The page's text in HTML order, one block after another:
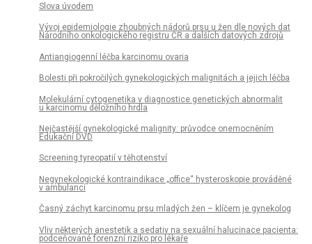
Slova úvodem
Vývoj epidemiologie zhoubných nádorů prsu u žen dle nových dat
Národního onkologického registru ČR a dalších datových zdrojů
Antiangiogenní léčba karcinomu ovaria
Bolesti při pokročilých gynekologických malignitách a jejich léčba
Molekulární cytogenetika v diagnostice genetických abnormalit
u karcinomu děložního hrdla
Nejčastější gynekologické malignity: průvodce onemocněním
Edukační DVD
Screening tyreopatií v těhotenství
Negynekologické kontraindikace „office“ hysteroskopie prováděné
v ambulanci
Časný záchyt karcinomu prsu mladých žen – klíčem je gynekolog
Vliv některých anestetik a sedativ na sexuální halucinace pacienta:
podceňované forenzní riziko pro lékaře